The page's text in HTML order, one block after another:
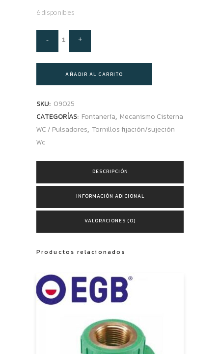
6 disponibles
AÑADIR AL CARRITO
SKU: 09025
CATEGORÍAS: Fontanería, Mecanismo Cisterna
WC / Pulsadores, Tornillos fijación/sujeción
Wc
DESCRIPCIÓN
INFORMACIÓN ADICIONAL
VALORACIONES (0)
Productos relacionados